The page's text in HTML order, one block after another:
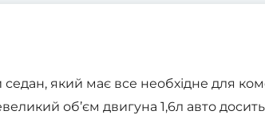
який має все необхідне для
об’єм двигуна 1,6л авто